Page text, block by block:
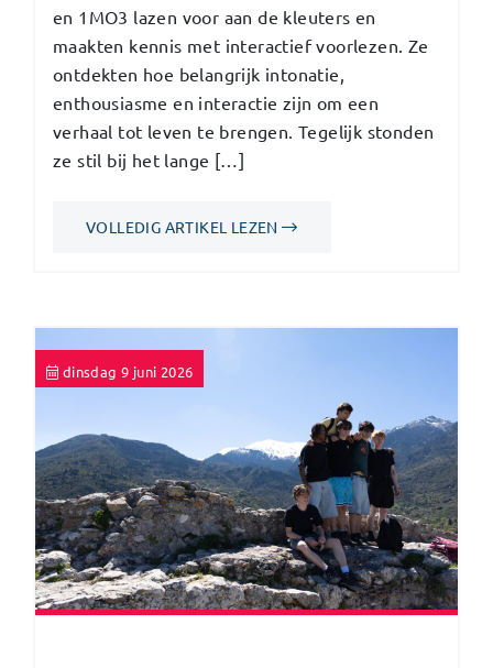
en 1MO3 lazen voor aan de kleuters en
maakten kennis met interactief voorlezen. Ze
ontdekten hoe belangrijk intonatie,
enthousiasme en interactie zijn om een
verhaal tot leven te brengen. Tegelijk stonden
ze stil bij het lange […]
VOLLEDIG ARTIKEL LEZEN
dinsdag 9 juni 2026